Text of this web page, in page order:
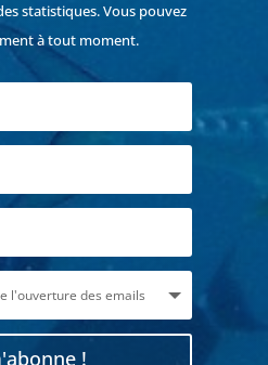
statistiques. Vous pouvez
à tout moment.
!